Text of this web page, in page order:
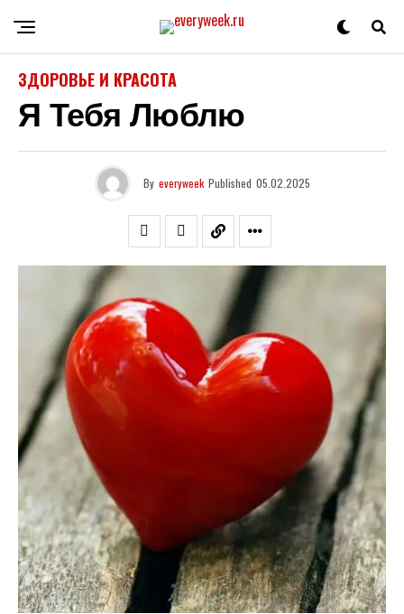
ЗДОРОВЬЕ И КРАСОТА
Я Тебя Люблю
By everyweek Published 05.02.2025